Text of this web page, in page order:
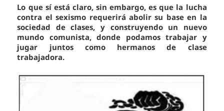
Lo que sí está claro, sin embargo, es que la lucha
contra el sexismo requerirá abolir su base en la
sociedad de clases, y construyendo un nuevo
mundo comunista, donde podamos trabajar y
jugar juntos como hermanos de clase
trabajadora.